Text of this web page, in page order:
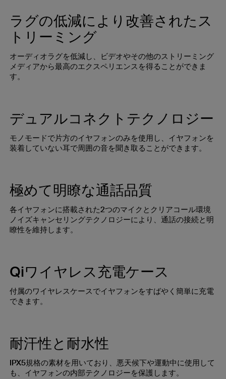
ラグの低減により改善されたス
トリーミング
オーディオラグを低減し、ビデオやその他のストリーミング
メディアから最高のエクスペリエンスを得ることができま
す。
デュアルコネクトテクノロジー
モノモードで片方のイヤフォンのみを使用し、イヤフォンを
装着していない耳で周囲の音を聞き取ることができます。
極めて明瞭な通話品質
各イヤフォンに搭載された2つのマイクとクリアコール環境
ノイズキャンセリングテクノロジーにより、通話の接続と明
瞭性を維持します。
Qiワイヤレス充電ケース
付属のワイヤレスケースでイヤフォンをすばやく簡単に充電
できます。
耐汗性と耐水性
IPX5規格の素材を用いており、悪天候下や運動中に使用して
も、イヤフォンの内部テクノロジーを保護します。